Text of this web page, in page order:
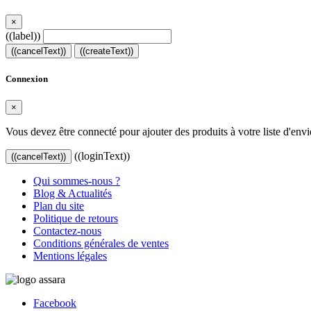
×
((label))
((cancelText)) ((createText))
Connexion
×
Vous devez être connecté pour ajouter des produits à votre liste
((cancelText)) ((loginText))
Qui sommes-nous ?
Blog & Actualités
Plan du site
Politique de retours
Contactez-nous
Conditions générales de ventes
Mentions légales
Facebook